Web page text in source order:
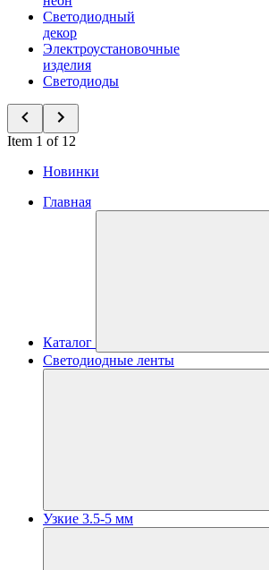
Светодиодный
декор
Электроустановочные
изделия
Светодиоды
Item 1 of 12
Новинки
Главная
Каталог
Светодиодные ленты
Узкие 3.5-5 мм